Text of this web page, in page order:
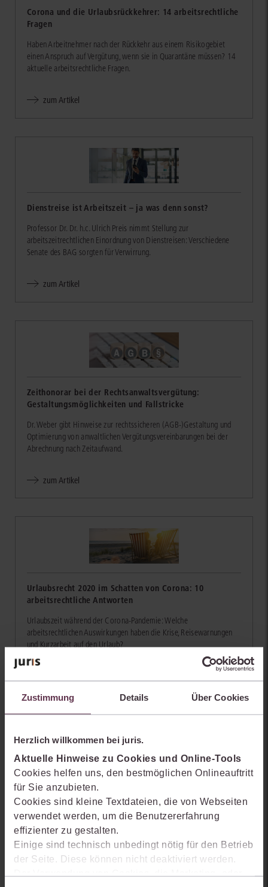
Zustimmung Details Über Cookies
Herzlich willkommen bei juris.
Aktuelle Hinweise zu Cookies und Online-Tools
Cookies helfen uns, den bestmöglichen Onlineauftritt
für Sie anzubieten.
Cookies sind kleine Textdateien, die von Webseiten
verwendet werden, um die Benutzererfahrung
effizienter zu gestalten.
Einige sind technisch unbedingt nötig für den Betrieb
der Seite. Diese können nicht deaktiviert werden.
Der Verwendung von Cookies, die Marketing- oder
Corona und die Urlaubsrückkehrer: 14 arbeitsrechtliche
Fragen
Haben Arbeitnehmer nach der Rückkehr aus einem Risikogebiet
einen Anspruch auf Vergütung, wenn sie in Quarantäne müssen? 14
aktuelle arbeitsrechtliche Fragen.
zum Artikel
Dienstreise ist Arbeitszeit – ja was denn sonst?
Professor Dr. Dr. h.c. Ulrich Preis nimmt Stellung zur
arbeitszeitrechtlichen Einordnung von Dienstreisen: Verschiedene
Senate des BAG sorgten für Verwirrung.
zum Artikel
Zeithonorar bei der Rechtsanwaltsvergütung:
Gestaltungsmöglichkeiten und Fallstricke
Dr. Weber gibt Hinweise zur rechtssicheren (AGB-)Gestaltung und
Optimierung von anwaltlichen Vergütungsvereinbarungen bei der
Abrechnung nach Zeitaufwand.
zum Artikel
Urlaubsrecht 2020 im Schatten von Corona: 10
arbeitsrechtliche Antworten
Urlaubszeit während der Corona-Pandemie: Welche
arbeitsrechtlichen Auswirkungen haben die Krise, Reisewarnungen
und Kurzarbeit auf den Urlaub?
Corona: Verhandlung per Videokonferenz nach § 128a
ZPO statt Präsenzverhandlung
Der ausführliche Beitrag behandelt die Durchführung der mündlichen
Verhandlung im Wege der Videokonferenz im Zivilprozess aus Sicht
der Praxis.